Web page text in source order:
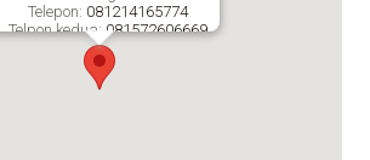
Telepon: 081214165774
Telpon kedua: 081572606669
Percetakan Online Bandung